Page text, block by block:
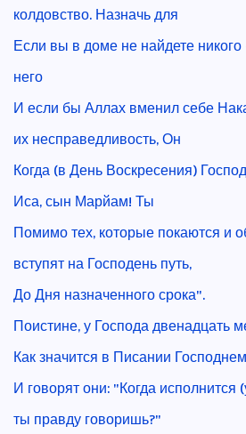
колдовство. Назначь для
Если вы в доме не найдете
него
И если бы Аллах вменил себе
их несправедливость, Он
Когда (в День Воскресения)
Иса, сын Марйам! Ты
Помимо тех, которые покаются и
вступят на Господень путь,
До Дня назначенного срока".
Поистине, у Господа двенадцать
Как значится в Писании
И говорят они: "Когда исполнится
ты правду говоришь?"